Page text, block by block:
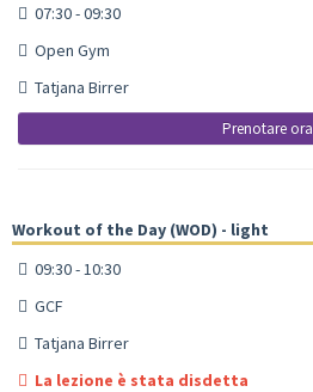
07:30 - 09:30
Open Gym
Tatjana Birrer
Prenotare ora
Workout of the Day (WOD) - light
09:30 - 10:30
GCF
Tatjana Birrer
La lezione è stata disdetta